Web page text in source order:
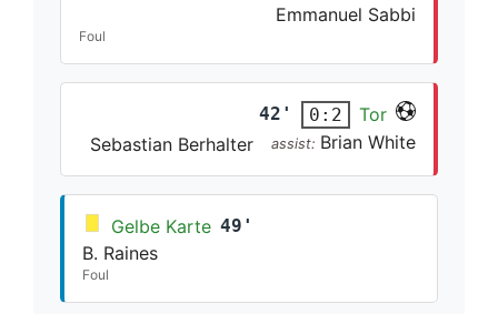
Emmanuel Sabbi
Foul
42' 0:2
Tor
Sebastian Berhalter
assist: Brian White
Gelbe Karte 49'
B. Raines
Foul